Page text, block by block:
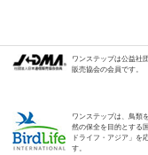
ワンステップは公益社
販売協会の会員です。
ワンステップは、鳥類
然の保全を目的とする
ドライフ・アジア」を
す。